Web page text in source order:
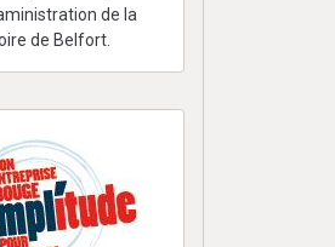
de la
de Belfort.